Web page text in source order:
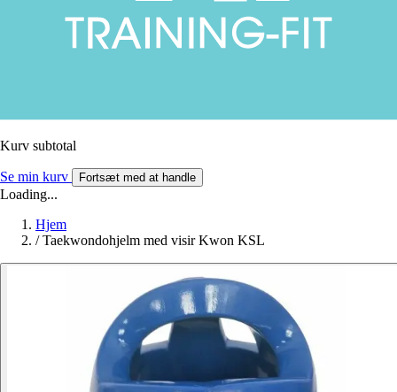
Kurv subtotal
Se min kurv Fortsæt med at handle
Loading...
Hjem
/ Taekwondohjelm med visir Kwon KSL